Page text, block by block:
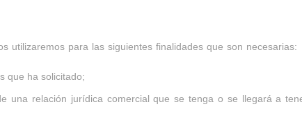
utilizaremos para las siguientes finalidades que son necesarias:
que ha solicitado;
una relación jurídica comercial que se tenga o se llegará a